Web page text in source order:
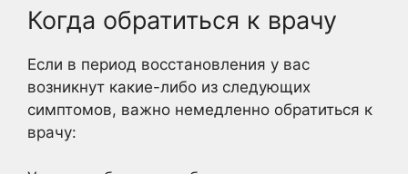
Когда обратиться к врачу
Если в период восстановления у вас
возникнут какие-либо из следующих
симптомов, важно немедленно обратиться к
врачу: